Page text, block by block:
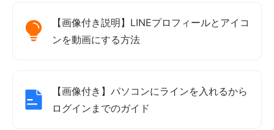
【画像付き説明】LINEプロフィールとアイコ
ンを動画にする方法
【画像付き】パソコンにラインを入れるから
ログインまでのガイド